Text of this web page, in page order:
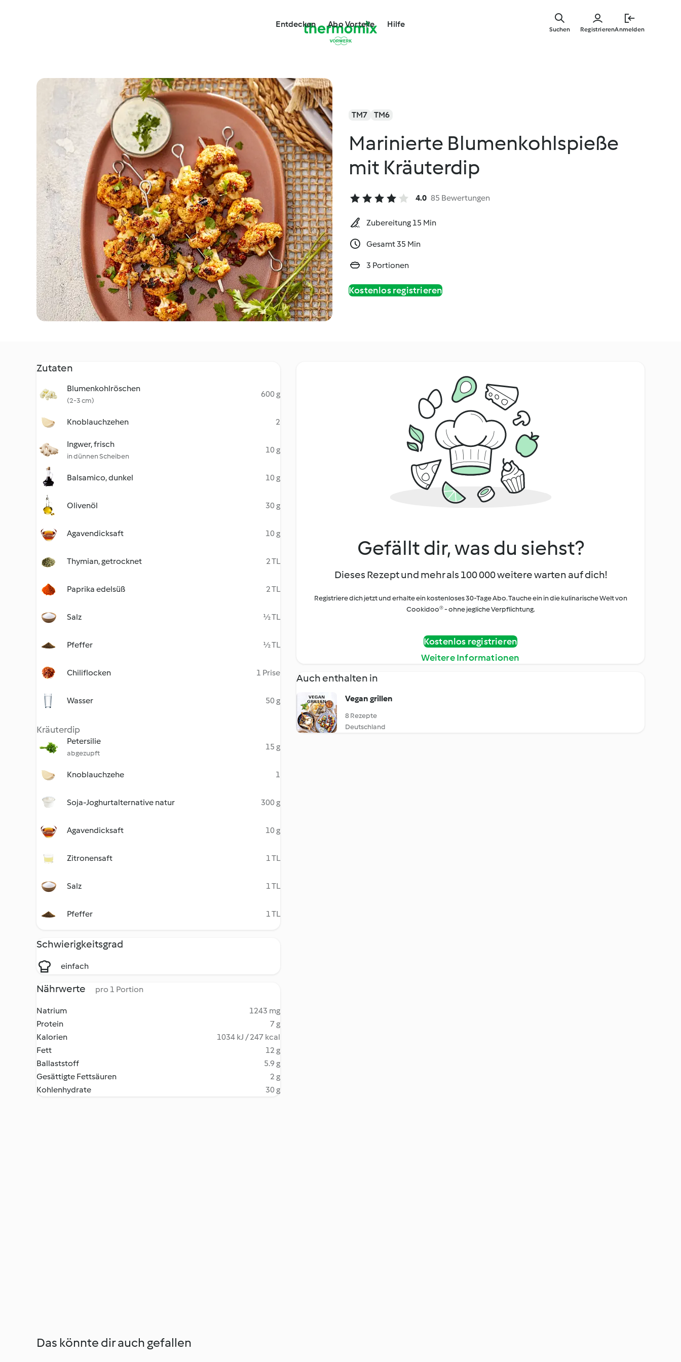
springen
Entdecken Abo Vorteile Hilfe
RegistrierenAnmelden
Suchen
TM7 TM6
Marinierte Blumenkohlspieße
mit Kräuterdip
4.0 85 Bewertungen
Zubereitung 15 Min
Gesamt 35 Min
3 Portionen
Kostenlos registrieren
Zutaten
Blumenkohlröschen
(2-3 cm)
600 g
Knoblauchzehen 2
Ingwer, frisch
in dünnen Scheiben
10 g
Balsamico, dunkel 10 g
Olivenöl 30 g
Agavendicksaft 10 g
Thymian, getrocknet 2 TL
Paprika edelsüß 2 TL
Salz ½ TL
Pfeffer ½ TL
Chiliflocken 1 Prise
Wasser 50 g
Kräuterdip
Petersilie
abgezupft
15 g
Knoblauchzehe 1
Soja-Joghurtalternative natur 300 g
Agavendicksaft 10 g
Zitronensaft 1 TL
Salz 1 TL
Pfeffer 1 TL
Schwierigkeitsgrad
einfach
Nährwerte pro 1 Portion
Natrium
1243 mg
Protein
7 g
Kalorien
1034 kJ / 247 kcal
Fett
12 g
Ballaststoff
5.9 g
Gesättigte Fettsäuren
2 g
Kohlenhydrate
30 g
Gefällt dir, was du siehst?
Dieses Rezept und mehr als 100 000 weitere warten auf dich!
Registriere dich jetzt und erhalte ein kostenloses 30-Tage Abo. Tauche ein in die kulinarische Welt von
Cookidoo® - ohne jegliche Verpflichtung.
Kostenlos registrieren
Weitere Informationen
Auch enthalten in
Vegan grillen
8 Rezepte
Deutschland
Das könnte dir auch gefallen